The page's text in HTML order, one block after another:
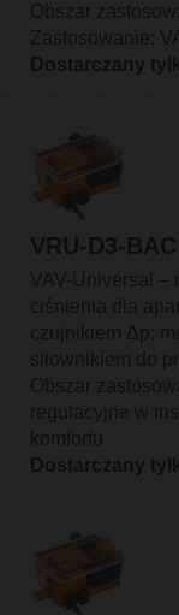
Obszar
Zastosowanie:
Dostarczany
VRU-D3-BAC
VAV-Universal –
ciśnienia dla
czujnikiem Δp;
siłownikiem do
Obszar
regulacyjne w
komfortu
Dostarczany